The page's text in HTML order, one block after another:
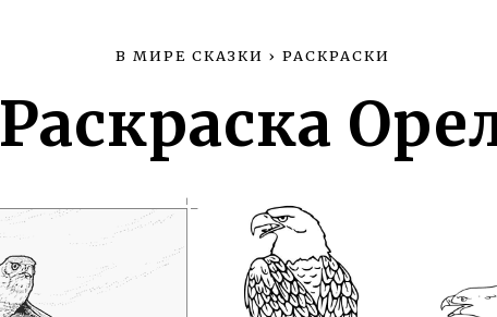
В МИРЕ СКАЗКИ › РАСКРАСКИ
Раскраска